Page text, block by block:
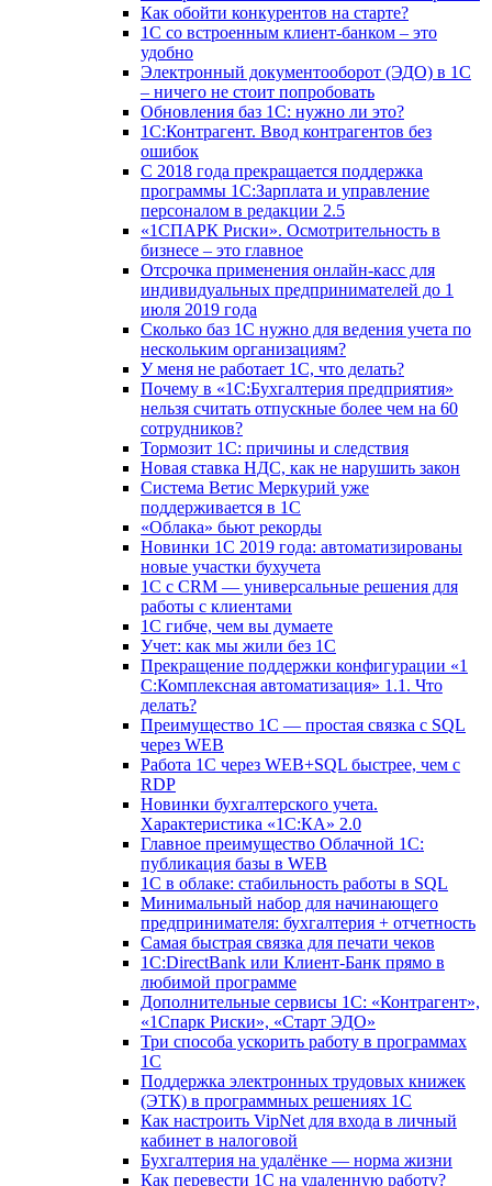
Как обойти конкурентов на старте?
1C со встроенным клиент-банком – это
удобно
Электронный документооборот (ЭДО) в 1С
– ничего не стоит попробовать
Обновления баз 1С: нужно ли это?
1С:Контрагент. Ввод контрагентов без
ошибок
С 2018 года прекращается поддержка
программы 1С:Зарплата и управление
персоналом в редакции 2.5
«1СПАРК Риски». Осмотрительность в
бизнесе – это главное
Отсрочка применения онлайн-касс для
индивидуальных предпринимателей до 1
июля 2019 года
Сколько баз 1C нужно для ведения учета по
нескольким организациям?
У меня не работает 1С, что делать?
Почему в «1С:Бухгалтерия предприятия»
нельзя считать отпускные более чем на 60
сотрудников?
Тормозит 1C: причины и следствия
Новая ставка НДС, как не нарушить закон
Система Ветис Меркурий уже
поддерживается в 1С
«Облака» бьют рекорды
Новинки 1С 2019 года: автоматизированы
новые участки бухучета
1С с CRM — универсальные решения для
работы с клиентами
1С гибче, чем вы думаете
Учет: как мы жили без 1С
Прекращение поддержки конфигурации «1
С:Комплексная автоматизация» 1.1. Что
делать?
Преимущество 1С — простая связка с SQL
через WEB
Работа 1С через WEB+SQL быстрее, чем с
RDP
Новинки бухгалтерского учета.
Характеристика «1С:КА» 2.0
Главное преимущество Облачной 1С:
публикация базы в WEB
1С в облаке: стабильность работы в SQL
Минимальный набор для начинающего
предпринимателя: бухгалтерия + отчетность
Самая быстрая связка для печати чеков
1С:DirectBank или Клиент-Банк прямо в
любимой программе
Дополнительные сервисы 1С: «Контрагент»,
«1Спарк Риски», «Старт ЭДО»
Три способа ускорить работу в программах
1С
Поддержка электронных трудовых книжек
(ЭТК) в программных решениях 1С
Как настроить VipNet для входа в личный
кабинет в налоговой
Бухгалтерия на удалёнке — норма жизни
Как перевести 1С на удаленную работу?